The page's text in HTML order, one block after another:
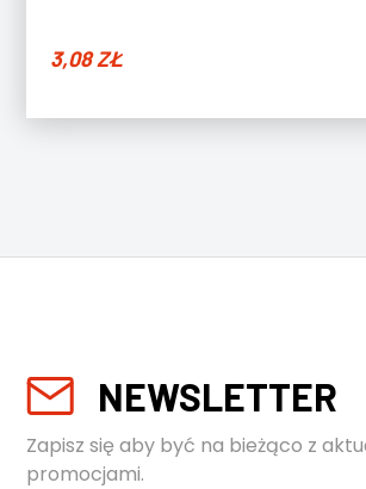
3,08ZŁ
NEWSLETTER
Zapisz się aby być na bieżąco z
promocjami.